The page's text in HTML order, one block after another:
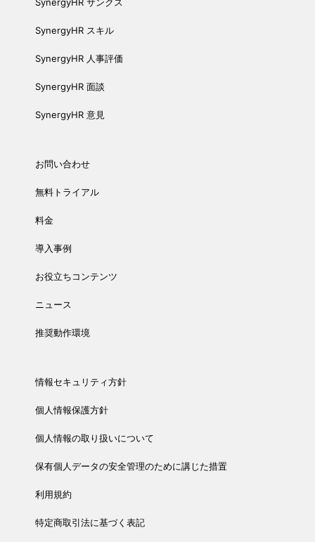
SynergyHR スキル
SynergyHR 人事評価
SynergyHR 面談
SynergyHR 意見
お問い合わせ
無料トライアル
料金
導入事例
お役立ちコンテンツ
ニュース
推奨動作環境
情報セキュリティ方針
個人情報保護方針
個人情報の取り扱いについて
保有個人データの安全管理のために講じた措置
利用規約
特定商取引法に基づく表記